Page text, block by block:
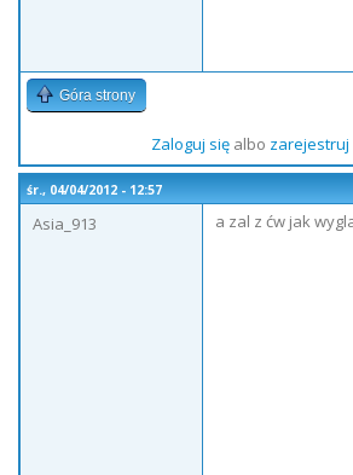
Góra strony
Zaloguj sięalbo zarejestruj
śr., 04/04/2012 - 12:57
Asia_913
a zal z ćw jak